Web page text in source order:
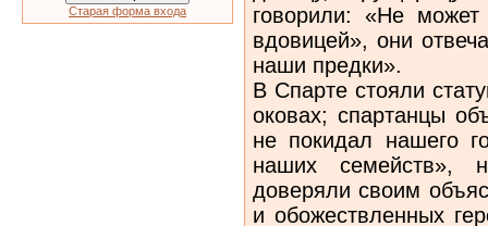
Старая форма входа
говорили: «Не
вдовицей», они
наши предки».
В Спарте стояли
оковах; спартанцы
не покидал нашего
наших семейств»,
доверяли своим
и обожествленных